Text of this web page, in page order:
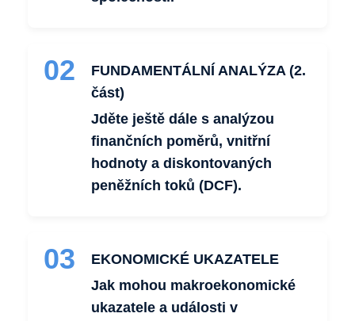
02
FUNDAMENTÁLNÍ ANALÝZA (2.
část)
Jděte ještě dále s analýzou
finančních poměrů, vnitřní
hodnoty a diskontovaných
peněžních toků (DCF).
03
EKONOMICKÉ UKAZATELE
Jak mohou makroekonomické
ukazatele a události v